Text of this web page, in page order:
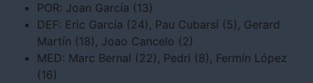
POR: Joan García (13)
DEF: Eric García (24), Pau Cubarsí (5), Gerard
Martín (18), Joao Cancelo (2)
MED: Marc Bernal (22), Pedri (8), Fermín López
(16)